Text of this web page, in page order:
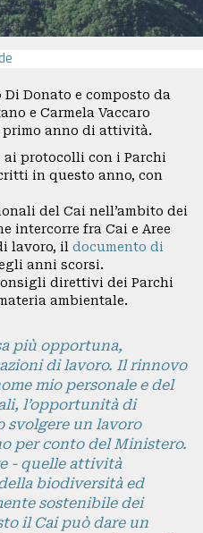
Donato e composto da
e Carmela Vaccaro
primo anno di attività.
protocolli con i Parchi
in questo anno, con
del Cai nell’ambito dei
intercorre fra Cai e Aree
lavoro, il documento di
anni scorsi.
direttivi dei Parchi
ambientale.
più opportuna,
di lavoro. Il rinnovo
mio personale e del
l’opportunità di
svolgere un lavoro
per conto del Ministero.
- quelle attività
biodiversità ed
sostenibile dei
il Cai può dare un